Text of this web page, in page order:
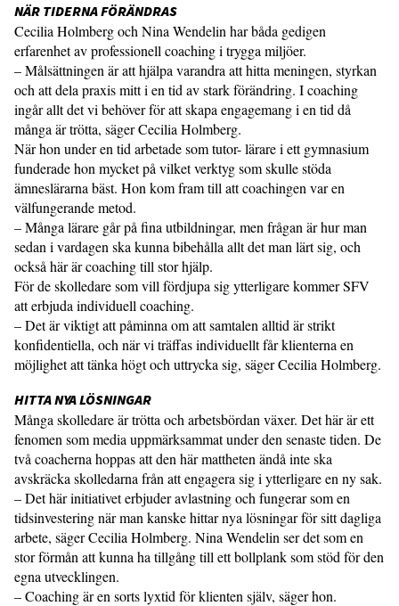
NÄR TIDERNA FÖRÄNDRAS
Cecilia Holmberg och Nina Wendelin har båda gedigen
erfarenhet av professionell coaching i trygga miljöer.
– Målsättningen är att hjälpa varandra att hitta meningen, styrkan
och att dela praxis mitt i en tid av stark förändring. I coaching
ingår allt det vi behöver för att skapa engagemang i en tid då
många är trötta, säger Cecilia Holmberg.
När hon under en tid arbetade som tutor- lärare i ett gymnasium
funderade hon mycket på vilket verktyg som skulle stöda
ämneslärarna bäst. Hon kom fram till att coachingen var en
välfungerande metod.
– Många lärare går på fina utbildningar, men frågan är hur man
sedan i vardagen ska kunna bibehålla allt det man lärt sig, och
också här är coaching till stor hjälp.
För de skolledare som vill fördjupa sig ytterligare kommer SFV
att erbjuda individuell coaching.
– Det är viktigt att påminna om att samtalen alltid är strikt
konfidentiella, och när vi träffas individuellt får klienterna en
möjlighet att tänka högt och uttrycka sig, säger Cecilia Holmberg.
HITTA NYA LÖSNINGAR
Många skolledare är trötta och arbetsbördan växer. Det här är ett
fenomen som media uppmärksammat under den senaste tiden. De
två coacherna hoppas att den här mattheten ändå inte ska
avskräcka skolledarna från att engagera sig i ytterligare en ny sak.
– Det här initiativet erbjuder avlastning och fungerar som en
tidsinvestering när man kanske hittar nya lösningar för sitt dagliga
arbete, säger Cecilia Holmberg. Nina Wendelin ser det som en
stor förmån att kunna ha tillgång till ett bollplank som stöd för den
egna utvecklingen.
– Coaching är en sorts lyxtid för klienten själv, säger hon.